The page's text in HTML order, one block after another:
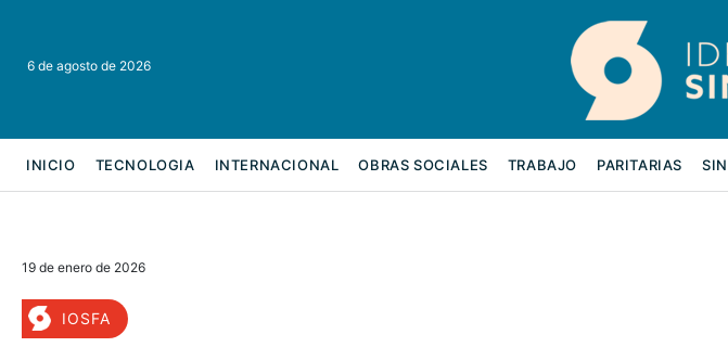
6 de agosto de 2026
INICIO TECNOLOGIA INTERNACIONAL OBRAS SOCIALES TRABAJO PARITARIAS
19 de enero de 2026
IOSFA